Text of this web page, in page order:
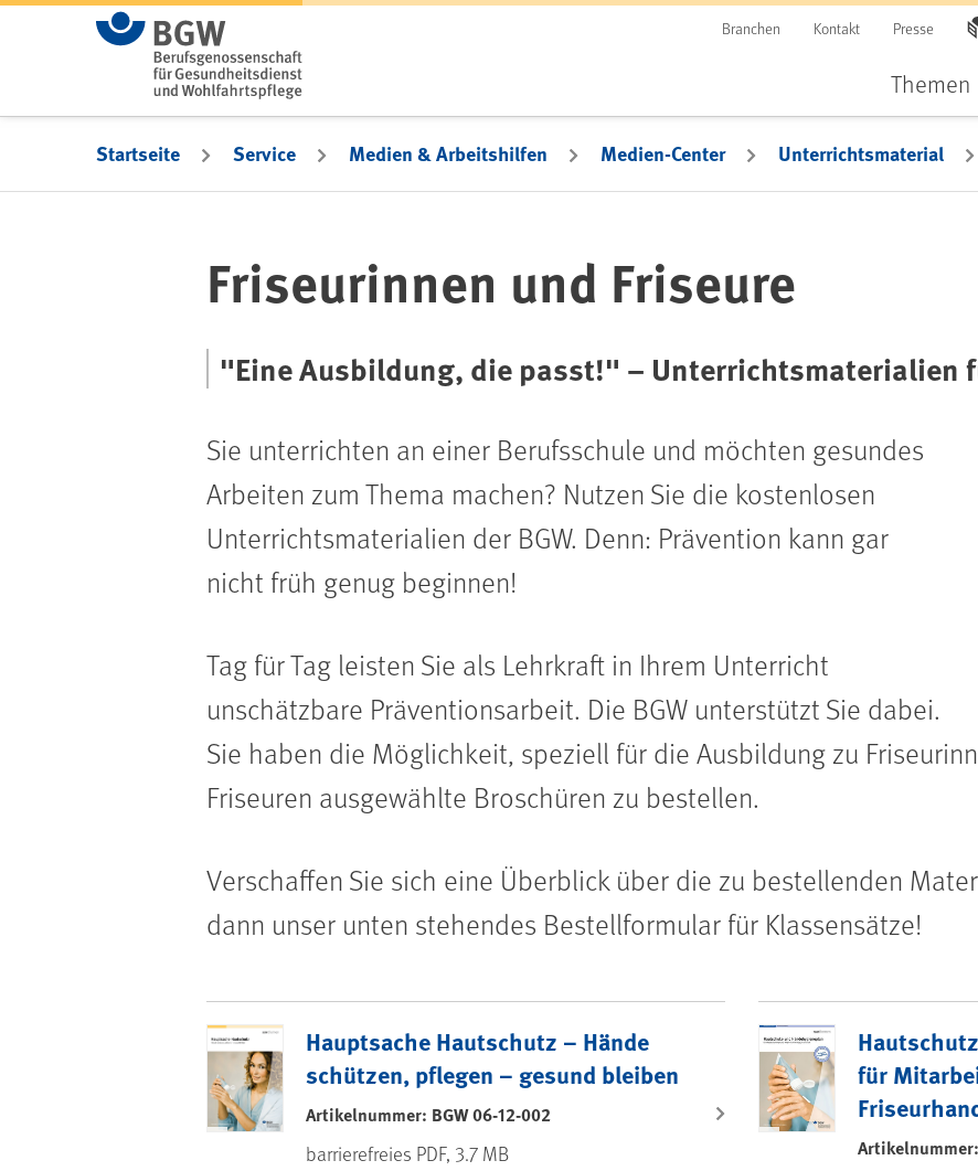
Zum Hauptinhalt springen Branchen Kontakt Presse
Themen
Startseite Service Medien & Arbeitshilfen Medien-Center Unterrichtsmaterial
Friseurinnen und Friseure
"Eine Ausbildung, die passt!" – Unterrichtsmaterialien
Sie unterrichten an einer Berufsschule und möchten gesundes
Arbeiten zum Thema machen? Nutzen Sie die kostenlosen
Unterrichtsmaterialien der BGW. Denn: Prävention kann gar
nicht früh genug beginnen!
Tag für Tag leisten Sie als Lehrkraft in Ihrem Unterricht
unschätzbare Präventionsarbeit. Die BGW unterstützt Sie dabei.
Sie haben die Möglichkeit, speziell für die Ausbildung zu
Friseuren ausgewählte Broschüren zu bestellen.
Verschaffen Sie sich eine Überblick über die zu bestellenden
dann unser unten stehendes Bestellformular für Klassensätze!
Unterrichtsmaterialien Friseurhandwerk
Hauptsache Hautschutz – Hände
schützen, pflegen – gesund bleiben
Artikelnummer: BGW 06-12-002
barrierefreies PDF, 3.7 MB
für